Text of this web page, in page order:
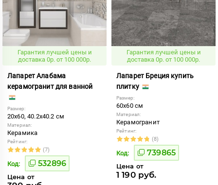
Гарантия лучшей цены и
доставка 0р. от 100 000р.
Лапарет Алабама
керамогранит для ванной
Размер:
20x60, 40.2x40.2 см
Материал:
Керамика
Рейтинг:
(7)
Код: 532896
Цена от
Гарантия лучшей цены и
доставка 0р. от 100 000р.
Лапарет Бреция купить
плитку
Размер:
60x60 см
Материал:
Керамогранит
Рейтинг:
(8)
Код: 739865
Цена от
1 190 руб.